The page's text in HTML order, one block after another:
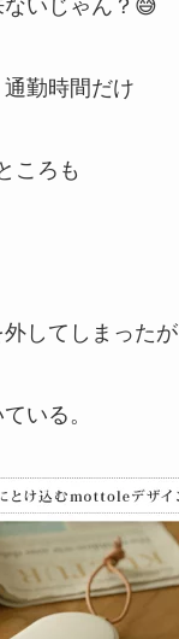
いじゃん？😅
勤時間だけ
ころも
してしまったが
いる。